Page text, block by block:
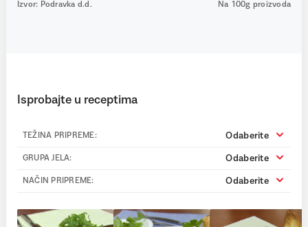
Izvor: Podravka d.d. Na 100g proizvoda
Isprobajte u receptima
TEŽINA PRIPREME: Odaberite
GRUPA JELA: Odaberite
NAČIN PRIPREME: Odaberite